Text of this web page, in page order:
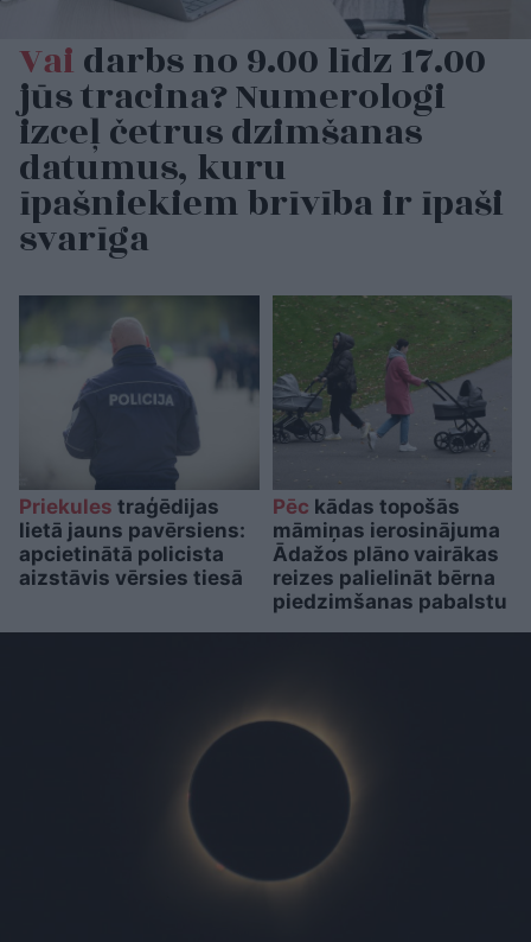
Vaidarbs no 9.00 līdz 17.00
jūs tracina? Numerologi
izceļ četrus dzimšanas
datumus, kuru
īpašniekiem brīvība ir īpaši
svarīga
Priekules traģēdijas
lietā jauns pavērsiens:
apcietinātā policista
aizstāvis vērsies tiesā
Pēc kādas topošās
māmiņas ierosinājuma
Ādažos plāno vairākas
reizes palielināt bērna
piedzimšanas pabalstu